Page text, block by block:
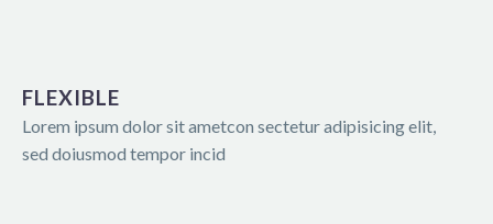
FLEXIBLE
Lorem ipsum dolor sit ametcon sectetur adipisicing elit,
sed doiusmod tempor incid